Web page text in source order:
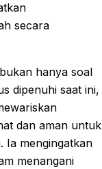
secara
hanya soal
dipenuhi saat ini,
dan aman untuk
Ia mengingatkan
menangani